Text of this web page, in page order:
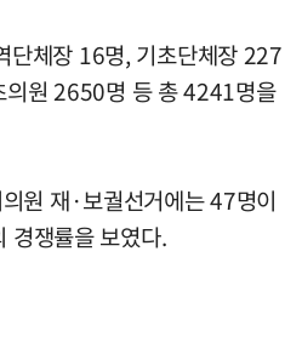
단체장 16명, 기초단체장 227
의원 2650명 등 총 4241명을
원 재·보궐선거에는 47명이
경쟁률을 보였다.